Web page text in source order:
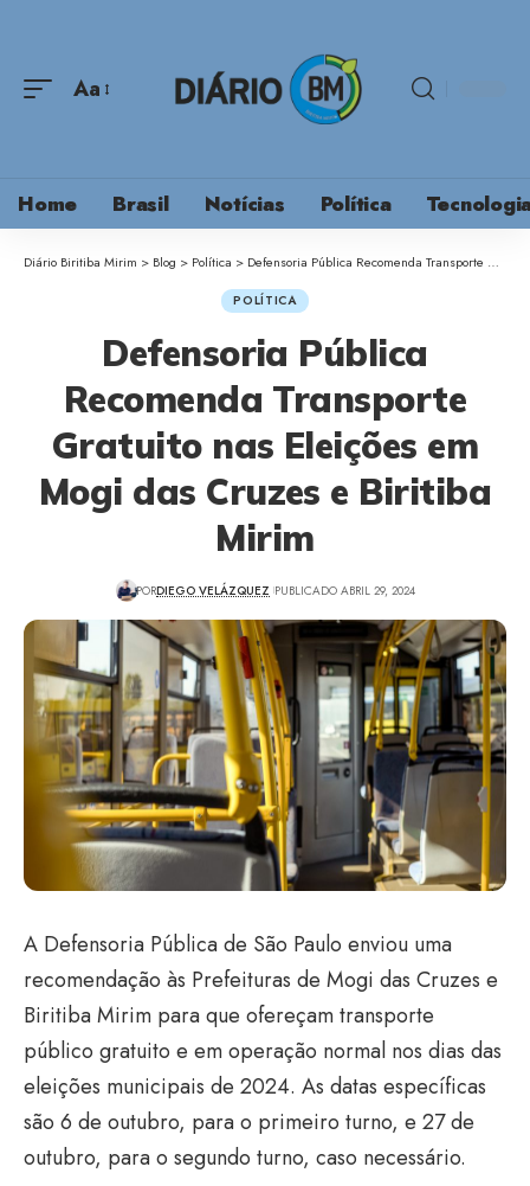
Aa
Home Brasil Notícias Política
Diário Biritiba Mirim > Blog > Política > Defensoria Pública Recomenda Transporte Gratuito nas Eleições em Mogi das Cruzes e Biritiba Mirim
POLÍTICA
Defensoria Pública
Recomenda Transporte
Gratuito nas Eleições em
Mogi das Cruzes e Biritiba
Mirim
PORDIEGO VELÁZQUEZ PUBLICADO ABRIL 29, 2024
A Defensoria Pública de São Paulo enviou uma
recomendação às Prefeituras de Mogi das Cruzes e
Biritiba Mirim para que ofereçam transporte
público gratuito e em operação normal nos dias das
eleições municipais de 2024. As datas específicas
são 6 de outubro, para o primeiro turno, e 27 de
outubro, para o segundo turno, caso necessário.